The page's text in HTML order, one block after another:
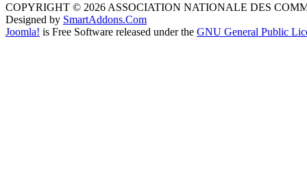
COPYRIGHT © 2026 ASSOCIATION NATIONALE DES
Designed by SmartAddons.Com
Joomla! is Free Software released under the GNU General Public